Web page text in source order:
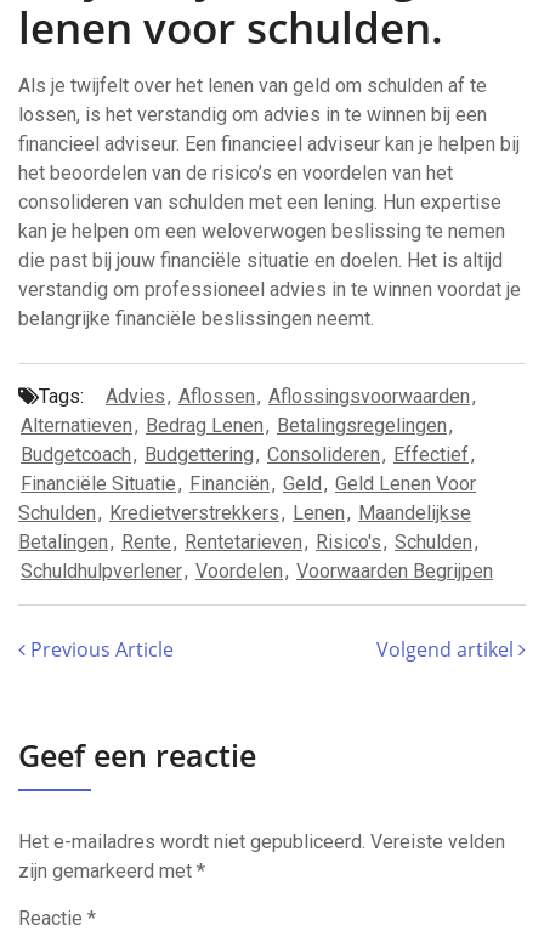
lenen voor schulden.
Als je twijfelt over het lenen van geld om schulden af te
lossen, is het verstandig om advies in te winnen bij een
financieel adviseur. Een financieel adviseur kan je helpen bij
het beoordelen van de risico’s en voordelen van het
consolideren van schulden met een lening. Hun expertise
kan je helpen om een weloverwogen beslissing te nemen
die past bij jouw financiële situatie en doelen. Het is altijd
verstandig om professioneel advies in te winnen voordat je
belangrijke financiële beslissingen neemt.
Tags: Advies, Aflossen, Aflossingsvoorwaarden,
Alternatieven, Bedrag Lenen, Betalingsregelingen,
Budgetcoach, Budgettering, Consolideren, Effectief,
Financiële Situatie, Financiën, Geld, Geld Lenen Voor
Schulden, Kredietverstrekkers, Lenen, Maandelijkse
Betalingen, Rente, Rentetarieven, Risico's, Schulden,
Schuldhulpverlener, Voordelen, Voorwaarden Begrijpen
Previous Article Volgend artikel
Geef een reactie
Het e-mailadres wordt niet gepubliceerd. Vereiste velden
zijn gemarkeerd met *
Reactie *